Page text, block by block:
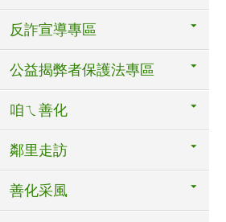
反詐宣導專區
公益揭弊者保護法專區
咱ㄟ善化
鄰里走訪
善化采風